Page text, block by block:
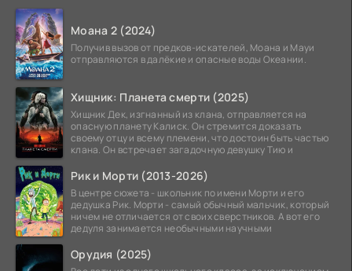
Моана 2 (2024)
Получив вызов от предков-искателей, Моана и Мауи
отправляются в далёкие и опасные воды Океании.
Хищник: Планета смерти (2025)
Хищник Дек, изгнанный из клана, отправляется на
опасную планету Калиск. Он стремится доказать
своему отцу и всему племени, что достоин быть частью
клана. Он встречает загадочную девушку Тию и
Рик и Морти (2013-2026)
В центре сюжета - школьник по имени Морти и его
дедушка Рик. Морти - самый обычный мальчик, который
ничем не отличается от своих сверстников. А вот его
дедуля занимается необычными научными
Орудия (2025)